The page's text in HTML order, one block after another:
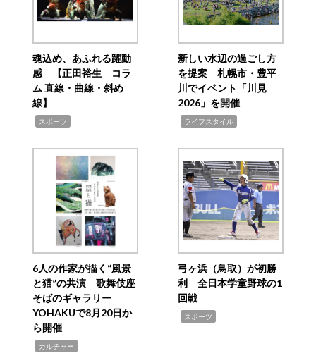
魂込め、あふれる躍動
感 【正田裕生 コラ
ム 直線・曲線・斜め
線】
スポーツ
新しい水辺の過ごし方
を提案 札幌市・豊平
川でイベント「川見
2026」を開催
ライフスタイル
6人の作家が描く“風景
と猫”の共演 歌舞伎座
そばのギャラリー
YOHAKUで8月20日か
ら開催
カルチャー
弓ヶ浜（鳥取）が初勝
利 全日本学童野球の1
回戦
スポーツ